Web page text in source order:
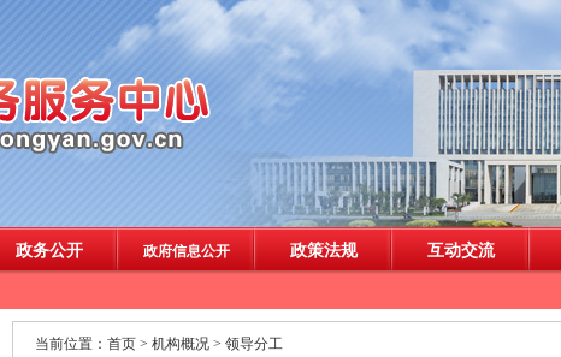
当前位置： 首页 > 机构概况 > 领导分工